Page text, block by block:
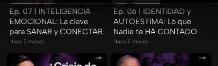
Ep. 07 | INTELIGENCIA
EMOCIONAL: La clave
para SANAR y CONECTAR
Hace 5 meses
Ep. 06 | IDENTIDAD y
AUTOESTIMA: Lo que
Nadie te HA CONTADO
Hace 5 meses